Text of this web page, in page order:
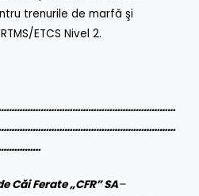
trenurile de marfă şi
ETCS Nivel 2.
Ferate „CFR” SA–